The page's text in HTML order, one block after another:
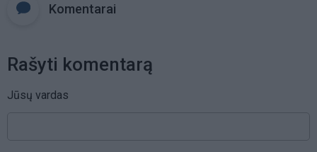
Komentarai
Rašyti komentarą
Jūsų vardas